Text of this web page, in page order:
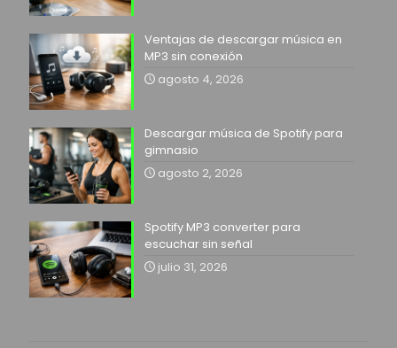
Ventajas de descargar música en
MP3 sin conexión
agosto 4, 2026
Descargar música de Spotify para
gimnasio
agosto 2, 2026
Spotify MP3 converter para
escuchar sin señal
julio 31, 2026